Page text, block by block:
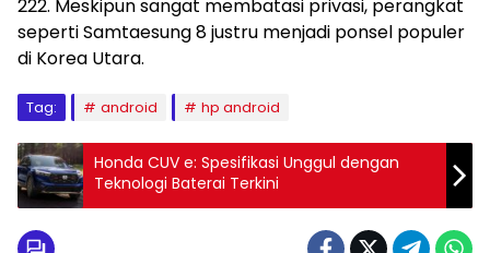
222. Meskipun sangat membatasi privasi, perangkat
seperti Samtaesung 8 justru menjadi ponsel populer
di Korea Utara.
Tag: android hp android
Honda CUV e: Spesifikasi Unggul dengan
Teknologi Baterai Terkini